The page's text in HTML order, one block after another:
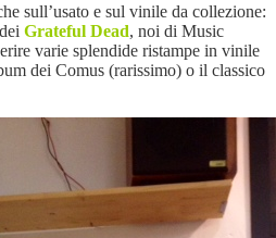
sull’usato e sul vinile da collezione:
Grateful Dead, noi di Music
varie splendide ristampe in vinile
dei Comus (rarissimo) o il classico